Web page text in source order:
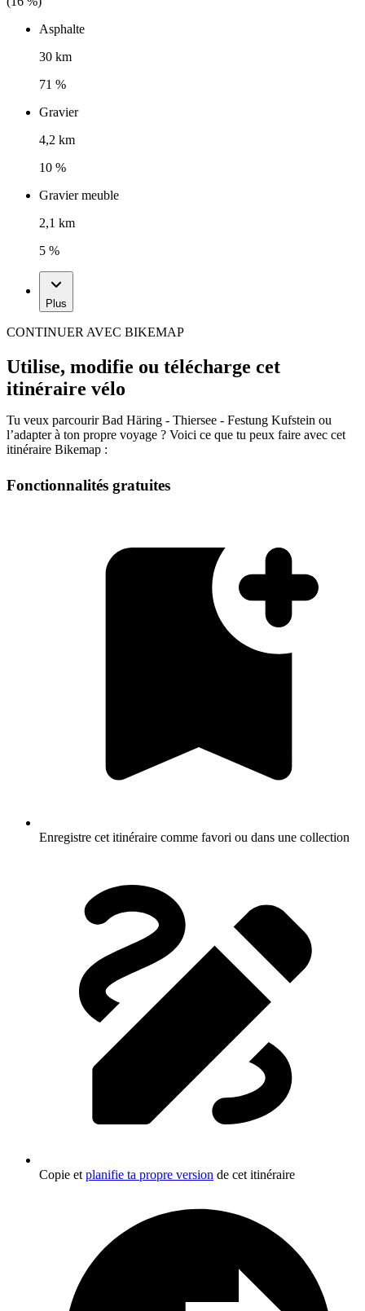
Asphalte
30 km
71 %
Gravier
4,2 km
10 %
Gravier meuble
2,1 km
5 %
Plus
CONTINUER AVEC BIKEMAP
Utilise, modifie ou télécharge cet
itinéraire vélo
Tu veux parcourir Bad Häring - Thiersee - Festung Kufstein ou
l’adapter à ton propre voyage ? Voici ce que tu peux faire avec cet
itinéraire Bikemap :
Fonctionnalités gratuites
Enregistre cet itinéraire comme favori ou dans une collection
Copie et planifie ta propre version de cet itinéraire